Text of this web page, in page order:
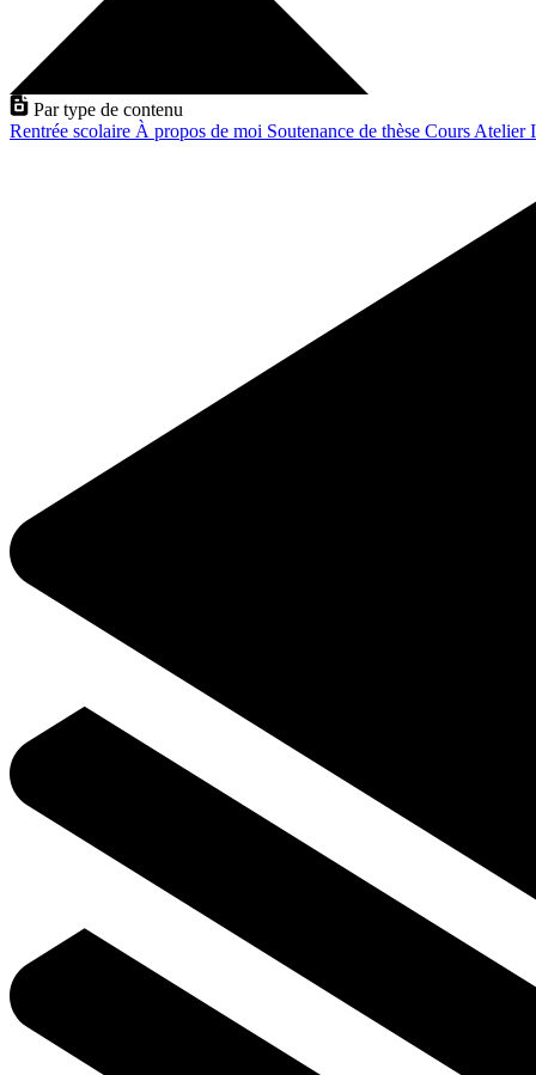
Par type de contenu
Rentrée scolaire À propos de moi Soutenance de thèse Cours Atelier